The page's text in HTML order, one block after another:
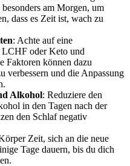
am Morgen, um
dass es Zeit ist, wach zu
: Achte auf eine
LCHF oder Keto und
Faktoren können dazu
verbessern und die Anpassung
Alkohol: Reduziere den
in den Tagen nach der
den Schlaf negativ
Zeit, sich an die neue
Tage dauern, bis du dich